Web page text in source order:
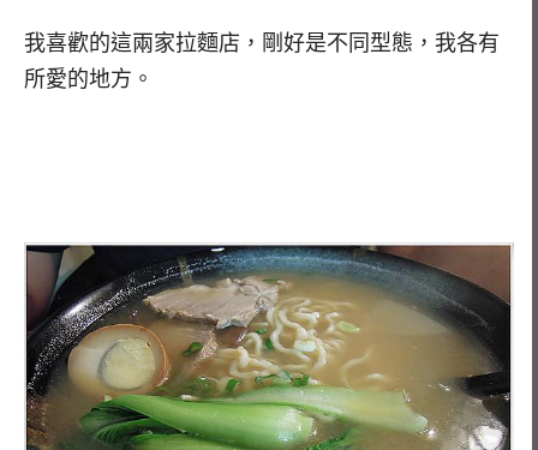
我喜歡的這兩家拉麵店，剛好是不同型態，我各有
所愛的地方。